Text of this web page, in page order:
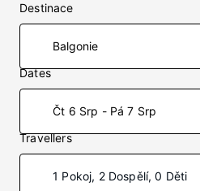
Destinace
Dates
Čt 6 Srp - Pá 7 Srp
Travellers
1 Pokoj, 2 Dospělí, 0 Děti